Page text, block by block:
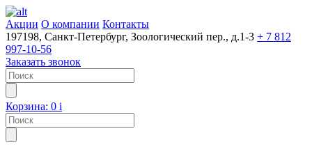
Акции О компании Контакты
197198, Санкт-Петербург, Зоологический пер., д.1-3 + 7 812
997-10-56
Заказать звонок
Корзина: 0 i